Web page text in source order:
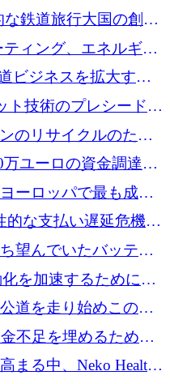
鉄道旅行大国の創設
買収
ィング、エネルギー
万ドルを調達
ビジネスを拡大する
万ドルを調達
ト技術のプレシードと
のリサイクルのため
ドルを調達
万ユーロの資金調達
を張る
ーロッパで最も成功
アントラー氏が発見
的な支払い遅延危機に
ンドを調達
望んでいたバッテリ
築している
を加速するためにシ
を確保
道を走り始めこの国
している
不足を埋めるために
を調達
まる中、Neko Health